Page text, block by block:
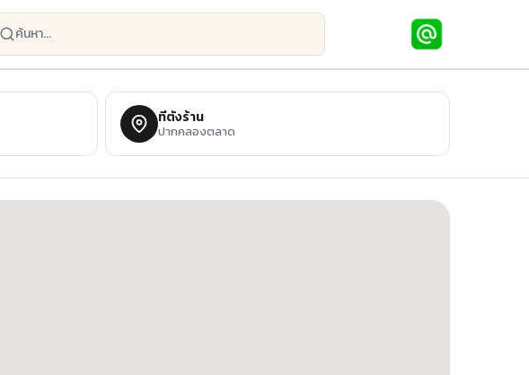
ที่ตั้งร้าน
ปากคลองตลาด